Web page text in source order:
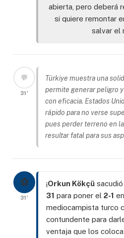
abierta, pero deberá
si quiere remontar
salvar el
💬
31'
Türkiye muestra una
permite generar peligro
con eficacia. Estados
rápido para no verse
pues perder terreno en
resultar fatal para sus
⚽
31'
¡Orkun Kökçü
31 para poner el 2-1
mediocampista turco
contundente para
ventaja que los